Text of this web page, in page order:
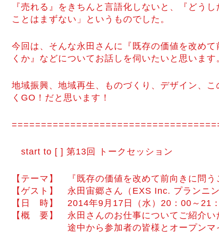
『売れる』をきちんと言語化しないと、『どう
ことはまずない」というものでした。
今回は、そんな永田さんに『既存の価値を改め
くか』などについてお話しを伺いたいと思います
地域振興、地域再生、ものづくり、デザイン、
くGO！だと思います！
start to [ ] 第13回 トークセッション
【テーマ】 『既存の価値を改めて前向きに問う
【ゲスト】 永田宙郷さん（EXS Inc. プランニ
【日 時】 2014年9月17日（水）20：00～21
【概 要】 永田さんのお仕事についてご紹介い
途中から参加者の皆様とオープンマイ